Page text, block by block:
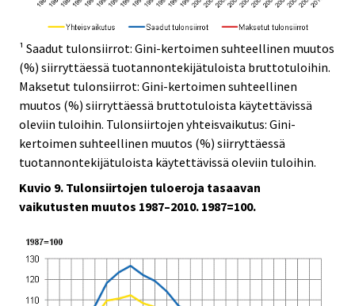
¹ Saadut tulonsiirrot: Gini-kertoimen suhteellinen muutos
(%) siirryttäessä tuotannontekijätuloista bruttotuloihin.
Maksetut tulonsiirrot: Gini-kertoimen suhteellinen
muutos (%) siirryttäessä bruttotuloista käytettävissä
oleviin tuloihin. Tulonsiirtojen yhteisvaikutus: Gini-
kertoimen suhteellinen muutos (%) siirryttäessä
tuotannontekijätuloista käytettävissä oleviin tuloihin.
Kuvio 9. Tulonsiirtojen tuloeroja tasaavan
vaikutusten muutos 1987–2010. 1987=100.